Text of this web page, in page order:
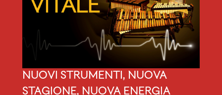
NUOVI STRUMENTI, NUOVA
STAGIONE, NUOVA ENERGIA